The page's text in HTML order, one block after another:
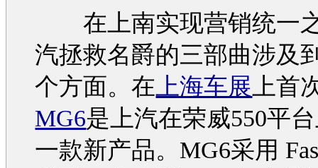
在上南实现营销统一
汽拯救名爵的三部曲涉及
个方面。在 上海车展 上首
MG6是上汽在荣威550平
一款新产品。 MG6采用